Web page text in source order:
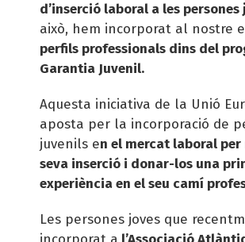
d’inserció laboral a les persones
això, hem incorporat al nostre
perfils professionals dins del
Garantia Juvenil.
Aquesta iniciativa de la Unió
aposta per la incorporació de
juvenils en el mercat laboral
seva inserció i donar-los una
experiència en el seu camí
Les persones joves que